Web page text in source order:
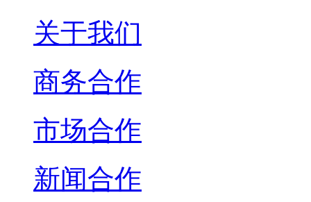
关于我们
商务合作
市场合作
新闻合作